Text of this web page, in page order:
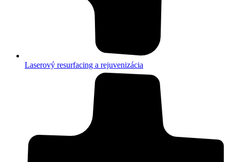
Laserový resurfacing a rejuvenizácia